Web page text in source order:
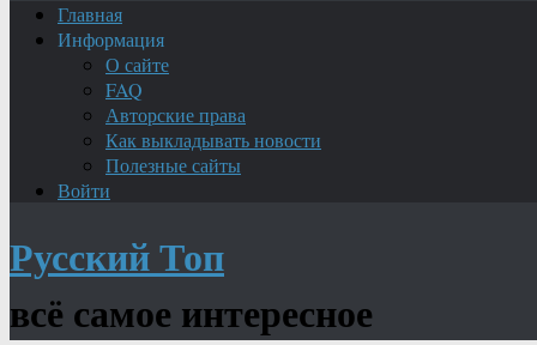
Главная
Информация
О сайте
FAQ
Авторские права
Как выкладывать новости
Полезные сайты
Войти
Русский Топ
всё самое интересное